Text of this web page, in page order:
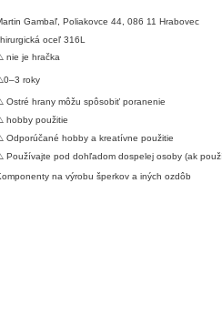
Gambaľ, Poliakovce 44, 086 11 Hrabovec
oceľ 316L
nie je hračka
roky
Ostré hrany môžu spôsobiť poranenie
hobby použitie
Odporúčané hobby a kreatívne použitie
Používajte pod dohľadom dospelej osoby (ak
na výrobu šperkov a iných ozdôb